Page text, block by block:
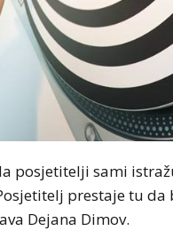
posjetitelji sami
prestaje tu
Dejana Dimov.